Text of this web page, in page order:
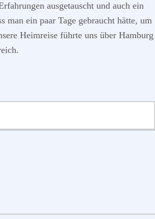
ausgetauscht und auch ein
man ein paar Tage gebraucht hätte, um
Heimreise führte uns über Hamburg